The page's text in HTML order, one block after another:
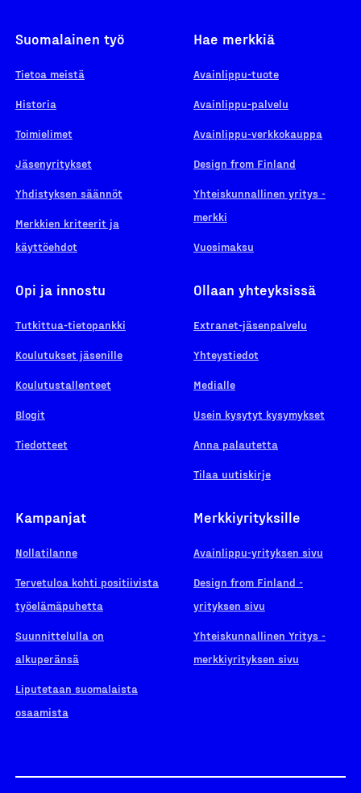
Suomalainen työ
Tietoa meistä
Historia
Toimielimet
Jäsenyritykset
Yhdistyksen säännöt
Merkkien kriteerit ja
käyttöehdot
Hae merkkiä
Avainlippu-tuote
Avainlippu-palvelu
Avainlippu-verkkokauppa
Design from Finland
Yhteiskunnallinen yritys -
merkki
Vuosimaksu
Opi ja innostu
Tutkittua-tietopankki
Koulutukset jäsenille
Koulutustallenteet
Blogit
Tiedotteet
Ollaan yhteyksissä
Extranet-jäsenpalvelu
Yhteystiedot
Medialle
Usein kysytyt kysymykset
Anna palautetta
Tilaa uutiskirje
Kampanjat
Nollatilanne
Tervetuloa kohti positiivista
työelämäpuhetta
Suunnittelulla on
alkuperänsä
Liputetaan suomalaista
osaamista
Merkkiyrityksille
Avainlippu-yrityksen sivu
Design from Finland -
yrityksen sivu
Yhteiskunnallinen Yritys -
merkkiyrityksen sivu